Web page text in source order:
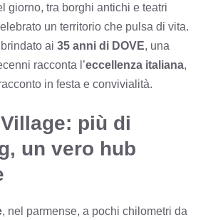
giorno, tra borghi antichi e teatri
un territorio che pulsa di vita.
ai 35 anni di DOVE, una
racconta l’eccellenza italiana,
in festa e convivialità.
più di
un vero hub
, nel parmense, a pochi chilometri da